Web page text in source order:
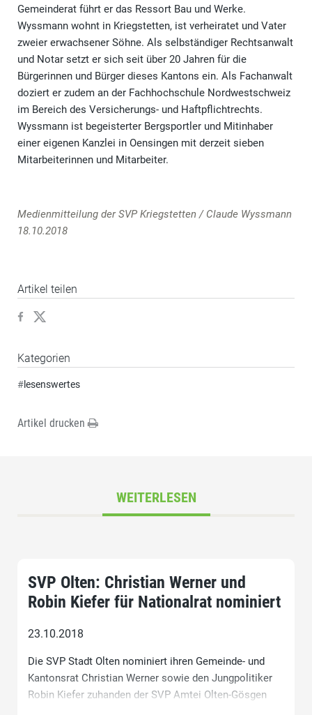
Gemeinderat führt er das Ressort Bau und Werke.
Wyssmann wohnt in Kriegstetten, ist verheiratet und Vater
zweier erwachsener Söhne. Als selbständiger Rechtsanwalt
und Notar setzt er sich seit über 20 Jahren für die
Bürgerinnen und Bürger dieses Kantons ein. Als Fachanwalt
doziert er zudem an der Fachhochschule Nordwestschweiz
im Bereich des Versicherungs- und Haftpflichtrechts.
Wyssmann ist begeisterter Bergsportler und Mitinhaber
einer eigenen Kanzlei in Oensingen mit derzeit sieben
Mitarbeiterinnen und Mitarbeiter.
Medienmitteilung der SVP Kriegstetten / Claude Wyssmann
18.10.2018
Artikel teilen
Kategorien
#lesenswertes
Artikel drucken
WEITERLESEN
SVP Olten: Christian Werner und
Robin Kiefer für Nationalrat nominiert
23.10.2018
Die SVP Stadt Olten nominiert ihren Gemeinde- und
Kantonsrat Christian Werner sowie den Jungpolitiker
Robin Kiefer zuhanden der SVP Amtei Olten-Gösgen